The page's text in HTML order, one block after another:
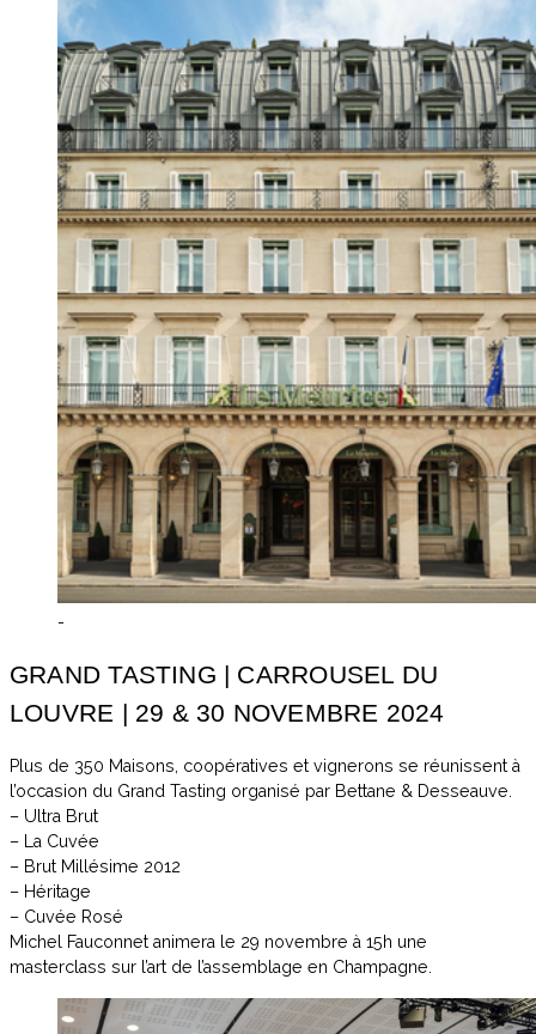
-
GRAND TASTING | CARROUSEL DU
LOUVRE | 29 & 30 NOVEMBRE 2024
Plus de 350 Maisons, coopératives et vignerons se réunissent à
l’occasion du Grand Tasting organisé par Bettane & Desseauve.
– Ultra Brut
– La Cuvée
– Brut Millésime 2012
– Héritage
– Cuvée Rosé
Michel Fauconnet animera le 29 novembre à 15h une
masterclass sur l’art de l’assemblage en Champagne.